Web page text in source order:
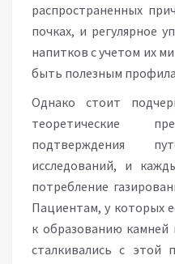
распространенных
почках, и регулярное
напитков с учетом их
быть полезным
Однако стоит
теоретические
подтверждения
исследований, и
потребление
Пациентам, у которых
к образованию камней
сталкивались с этой